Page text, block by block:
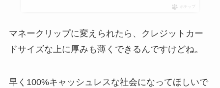
ポチップ
マネークリップに変えられたら、クレジットカー
ドサイズな上に厚みも薄くできるんですけどね。
早く100%キャッシュレスな社会になってほしいで